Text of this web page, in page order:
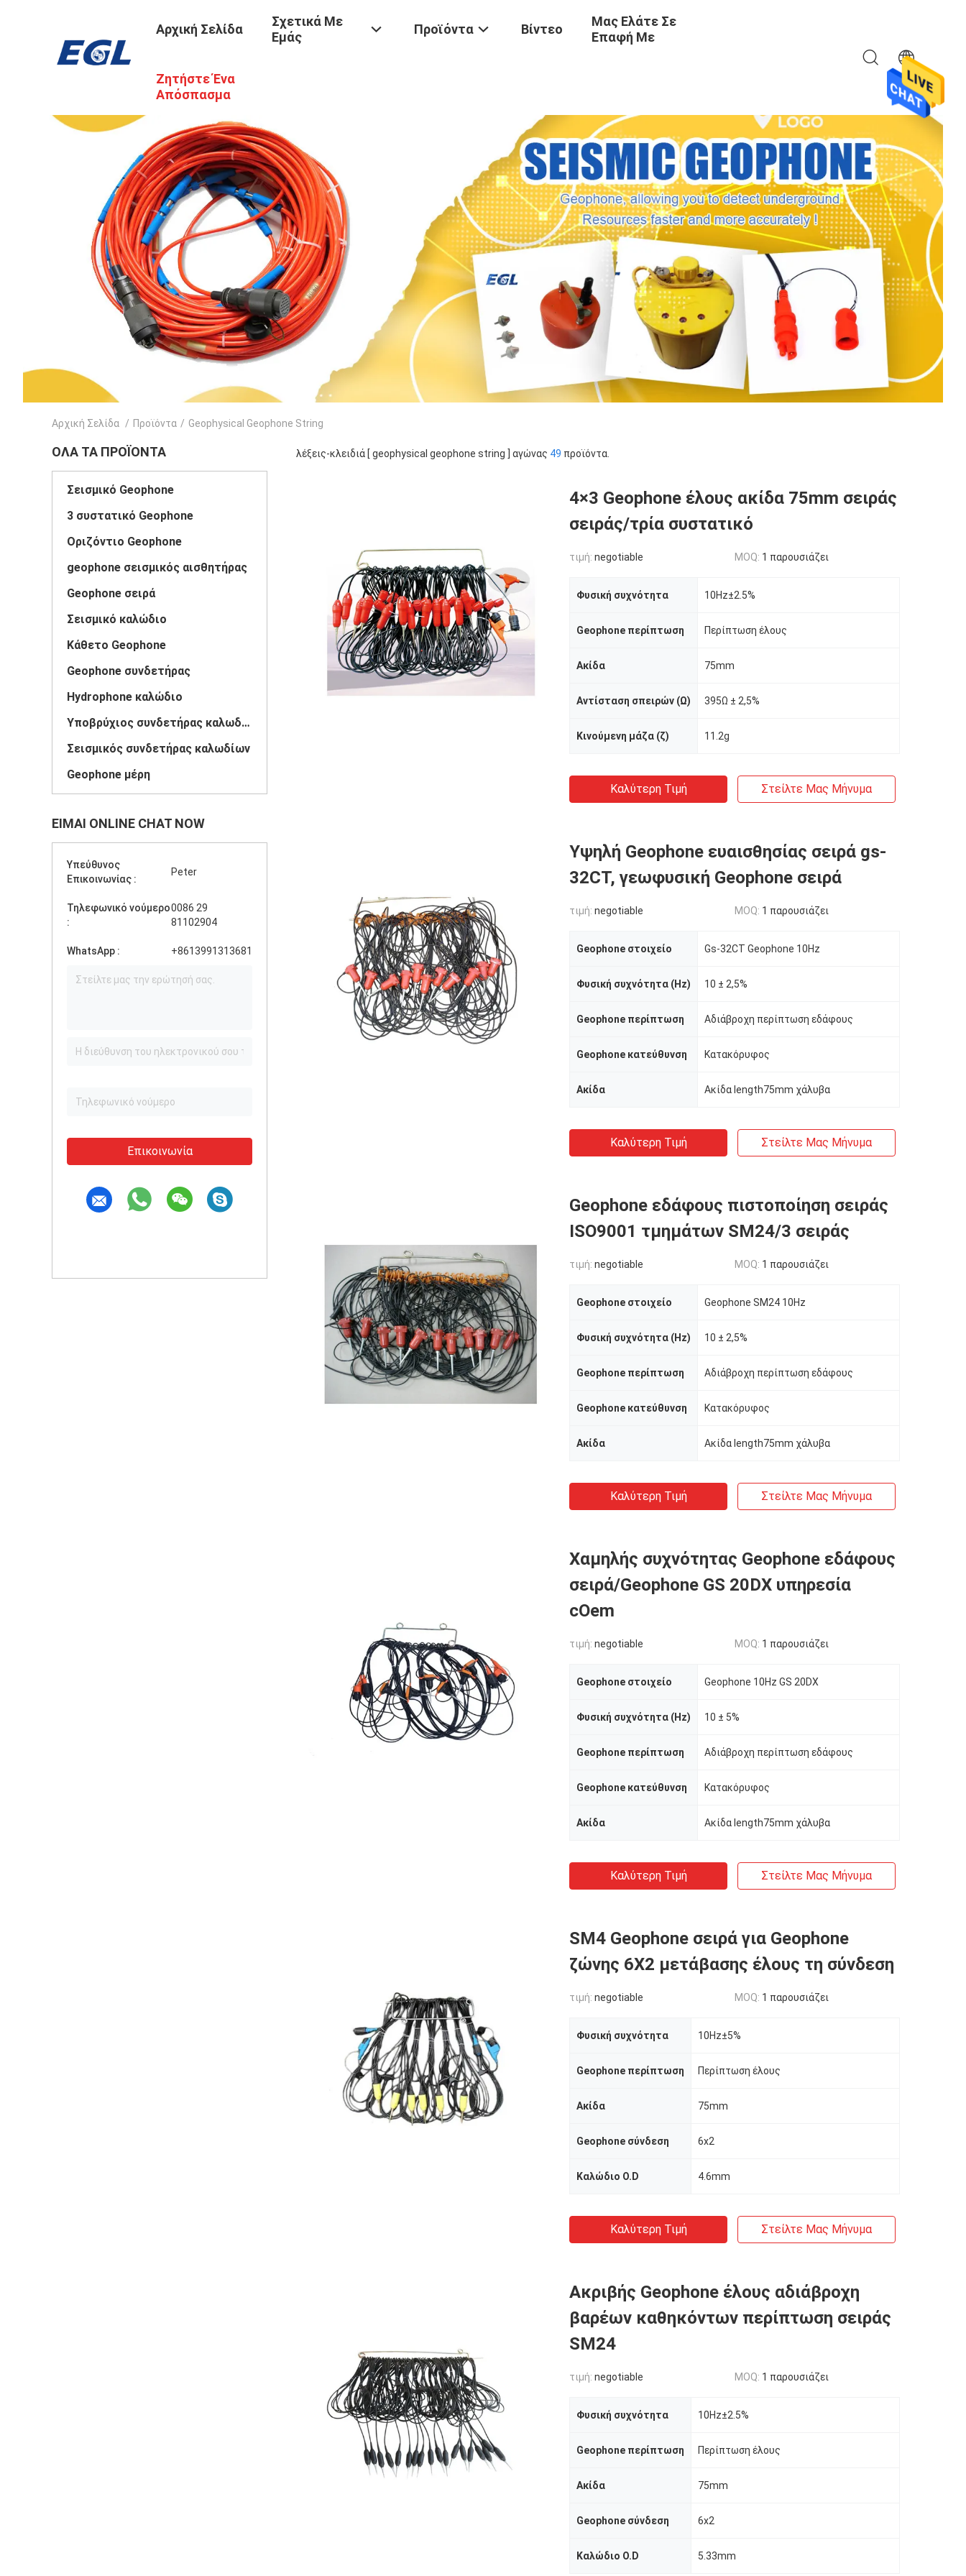
Αρχική Σελίδα
Σχετικά Με
Εμάς
Προϊόντα Βίντεο
Μας Ελάτε Σε
Επαφή Με
Ζητήστε Ένα
Απόσπασμα
Αρχική Σελίδα / Προϊόντα / Geophysical Geophone String
ΌΛΑ ΤΑ ΠΡΟΪΌΝΤΑ
Σεισμικό Geophone
3 συστατικό Geophone
Οριζόντιο Geophone
geophone σεισμικός αισθητήρας
Geophone σειρά
Σεισμικό καλώδιο
Κάθετο Geophone
Geophone συνδετήρας
Hydrophone καλώδιο
Υποβρύχιος συνδετήρας καλωδίων
Σεισμικός συνδετήρας καλωδίων
Geophone μέρη
ΕΊΜΑΙ ONLINE CHAT NOW
Υπεύθυνος
Επικοινωνίας :
Peter
Τηλεφωνικό νούμερο
:
0086 29
81102904
WhatsApp : +8613991313681
Επικοινωνία
λέξεις-κλειδιά [ geophysical geophone string ] αγώνας 49 προϊόντα.
4×3 Geophone έλους ακίδα 75mm σειράς
σειράς/τρία συστατικό
τιμή: negotiable MOQ: 1 παρουσιάζει
Φυσική συχνότητα 10Hz±2.5%
Geophone περίπτωση Περίπτωση έλους
Ακίδα 75mm
Αντίσταση σπειρών (Ω) 395Ω ± 2,5%
Κινούμενη μάζα (ζ) 11.2g
Καλύτερη Τιμή Στείλτε Μας Μήνυμα
Υψηλή Geophone ευαισθησίας σειρά gs-
32CT, γεωφυσική Geophone σειρά
τιμή: negotiable MOQ: 1 παρουσιάζει
Geophone στοιχείο Gs-32CT Geophone 10Hz
Φυσική συχνότητα (Hz) 10 ± 2,5%
Geophone περίπτωση Αδιάβροχη περίπτωση εδάφους
Geophone κατεύθυνση Κατακόρυφος
Ακίδα Ακίδα length75mm χάλυβα
Καλύτερη Τιμή Στείλτε Μας Μήνυμα
Geophone εδάφους πιστοποίηση σειράς
ISO9001 τμημάτων SM24/3 σειράς
τιμή: negotiable MOQ: 1 παρουσιάζει
Geophone στοιχείο Geophone SM24 10Hz
Φυσική συχνότητα (Hz) 10 ± 2,5%
Geophone περίπτωση Αδιάβροχη περίπτωση εδάφους
Geophone κατεύθυνση Κατακόρυφος
Ακίδα Ακίδα length75mm χάλυβα
Καλύτερη Τιμή Στείλτε Μας Μήνυμα
Χαμηλής συχνότητας Geophone εδάφους
σειρά/Geophone GS 20DX υπηρεσία
cOem
τιμή: negotiable MOQ: 1 παρουσιάζει
Geophone στοιχείο Geophone 10Hz GS 20DX
Φυσική συχνότητα (Hz) 10 ± 5%
Geophone περίπτωση Αδιάβροχη περίπτωση εδάφους
Geophone κατεύθυνση Κατακόρυφος
Ακίδα Ακίδα length75mm χάλυβα
Καλύτερη Τιμή Στείλτε Μας Μήνυμα
SM4 Geophone σειρά για Geophone
ζώνης 6X2 μετάβασης έλους τη σύνδεση
τιμή: negotiable MOQ: 1 παρουσιάζει
Φυσική συχνότητα 10Hz±5%
Geophone περίπτωση Περίπτωση έλους
Ακίδα 75mm
Geophone σύνδεση 6x2
Καλώδιο O.D 4.6mm
Καλύτερη Τιμή Στείλτε Μας Μήνυμα
Ακριβής Geophone έλους αδιάβροχη
βαρέων καθηκόντων περίπτωση σειράς
SM24
τιμή: negotiable MOQ: 1 παρουσιάζει
Φυσική συχνότητα 10Hz±2.5%
Geophone περίπτωση Περίπτωση έλους
Ακίδα 75mm
Geophone σύνδεση 6x2
Καλώδιο O.D 5.33mm